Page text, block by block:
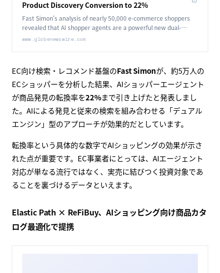
Product Discovery Conversion to 22%
Fast Simon's analysis of nearly 50,000 e-commerce shoppers
revealed that AI shopper agents are a powerful new dual-
engine approach to e-commerce.
www.globenewswire.com
EC向け検索・レコメンド基盤のFast Simonが、約5万人の
ECショッパーを分析した結果、AIショッパーエージェント
が商品発見の転換率を22%まで引き上げたと発表しまし
た。AIによる発見と従来の検索を組み合わせる「デュアル
エンジン」型のアプローチが効果的だとしています。
転換率という具体的な数字でAIショッピングの効果が示さ
れた点が重要です。EC事業者にとっては、AIエージェント
対応が単なる流行ではなく、実売に結びつく投資対象であ
ることを裏づけるデータといえます。
Elastic Path × ReFiBuy、AIショッピング向け商品カタ
ログ最適化で提携